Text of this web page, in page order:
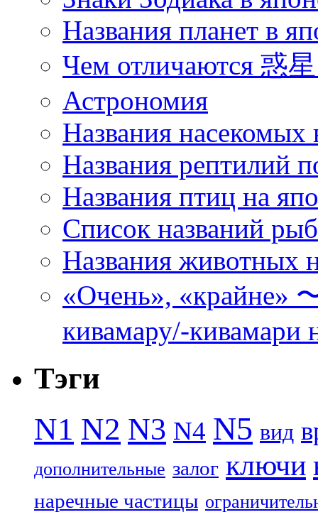
Названия планет в
Чем отличаются 惑
Астрономия
Названия насекомых
Названия рептилий
Названия птиц на
Список названий
Названия животных
«Очень», «крайне»
кивамару/-кивамари
Тэги
N1 N2 N3 N4 N5 вид
дополнительные залог ключи
наречные частицы